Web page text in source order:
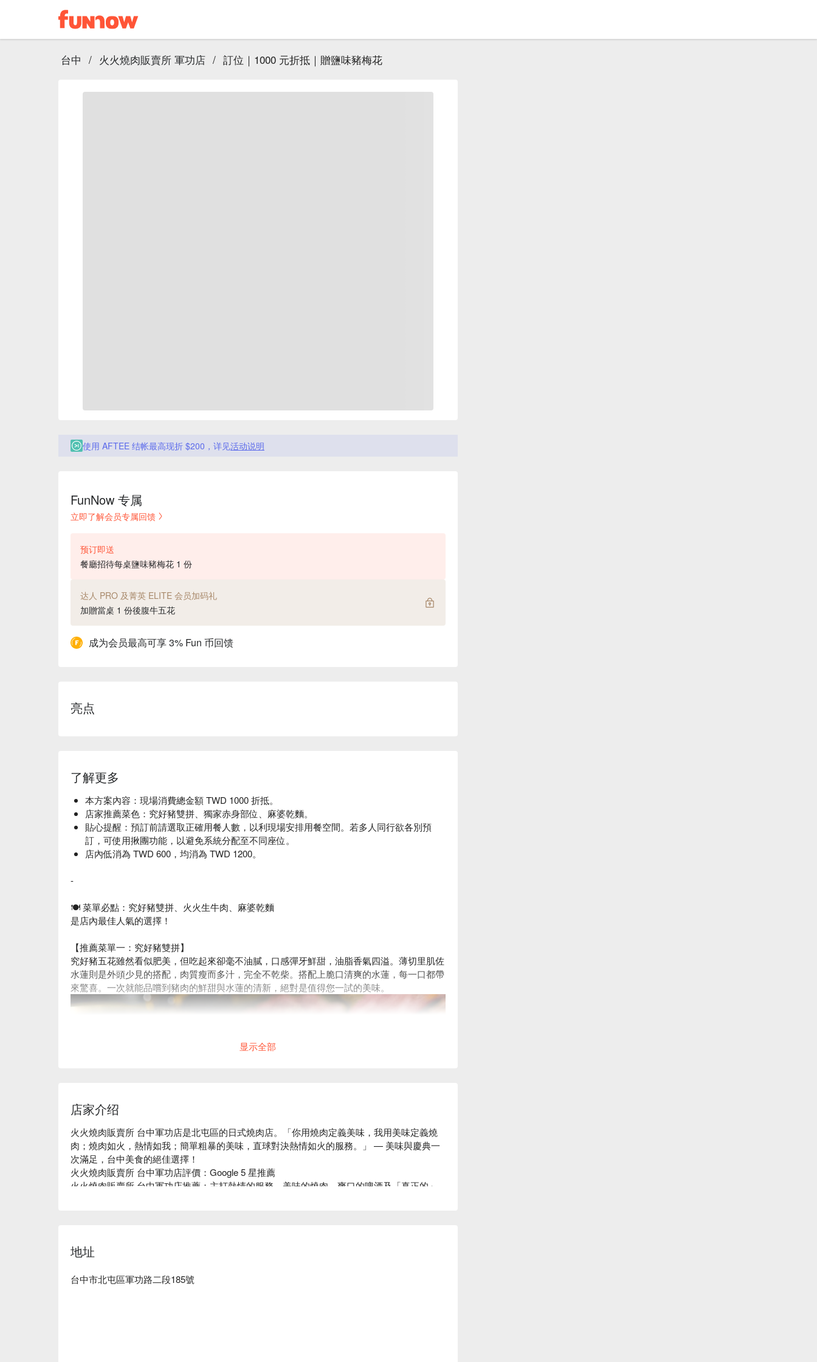
台中 / 火火燒肉販賣所 軍功店 / 訂位｜1000 元折抵｜贈鹽味豬梅花
使用 AFTEE 结帐最高现折 $200，详见活动说明
FunNow 专属
立即了解会员专属回馈
预订即送
餐廳招待每桌鹽味豬梅花 1 份
达人 PRO 及菁英 ELITE 会员加码礼
加贈當桌 1 份後腹牛五花
成为会员最高可享 3% Fun 币回馈
亮点
了解更多
本方案內容：現場消費總金額 TWD 1000 折抵。
店家推薦菜色：究好豬雙拼、獨家赤身部位、麻婆乾麵。
貼心提醒：預訂前請選取正確用餐人數，以利現場安排用餐空間。若多人同行欲各別預
訂，可使用揪團功能，以避免系統分配至不同座位。
店內低消為 TWD 600，均消為 TWD 1200。
-
🍽 菜單必點：究好豬雙拼 、火火生牛肉 、麻婆乾麵
是店內最佳人氣的選擇！
【推薦菜單一：究好豬雙拼】
究好豬五花雖然看似肥美，但吃起來卻毫不油膩，口感彈牙鮮甜，油脂香氣四溢。薄切里肌佐
水蓮則是外頭少見的搭配，肉質瘦而多汁，完全不乾柴。搭配上脆口清爽的水蓮，每一口都帶
來驚喜。一次就能品嚐到豬肉的鮮甜與水蓮的清新，絕對是值得您一試的美味。
显示全部
店家介绍
火火燒肉販賣所 台中軍功店是北屯區的日式燒肉店。「你用燒肉定義美味，我用美味定義燒
肉；燒肉如火，熱情如我；簡單粗暴的美味，直球對決熱情如火的服務。」 — 美味與慶典一
次滿足，台中美食的絕佳選擇！
火火燒肉販賣所 台中軍功店評價：Google 5 星推薦
火火燒肉販賣所 台中軍功店推薦：主打熱情的服務、美味的燒肉、爽口的啤酒及「真正的」
地址
台中市北屯區軍功路二段185號